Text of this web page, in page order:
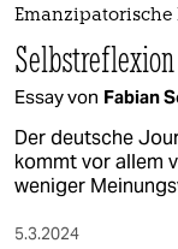
Essay von Fabian
Der deutsche
kommt vor allem
weniger
5.3.2024